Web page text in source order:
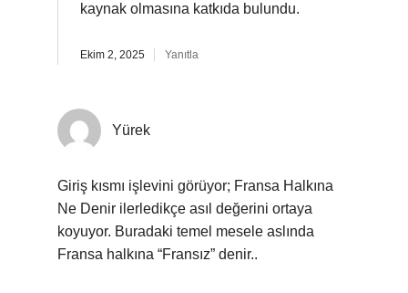
kaynak olmasına katkıda bulundu.
Ekim 2, 2025 Yanıtla
Yürek
Giriş kısmı işlevini görüyor; Fransa Halkına
Ne Denir ilerledikçe asıl değerini ortaya
koyuyor. Buradaki temel mesele aslında
Fransa halkına “Fransız” denir..